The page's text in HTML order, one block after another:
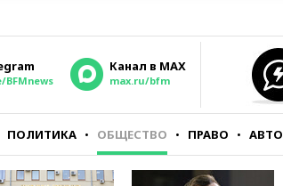
BFMnews
Канал в MAX
max.ru/bfm
ПОЛИТИКА ОБЩЕСТВО ПРАВО АВТО